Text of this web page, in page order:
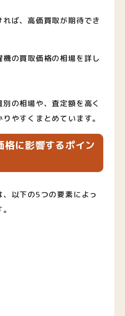
ば、高価買取が期待でき
の買取価格の相場を詳し
の相場や、査定額を高く
やすくまとめています。
格に影響するポイン
以下の5つの要素によっ